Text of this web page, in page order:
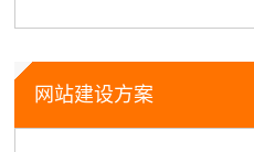
网站建设方案